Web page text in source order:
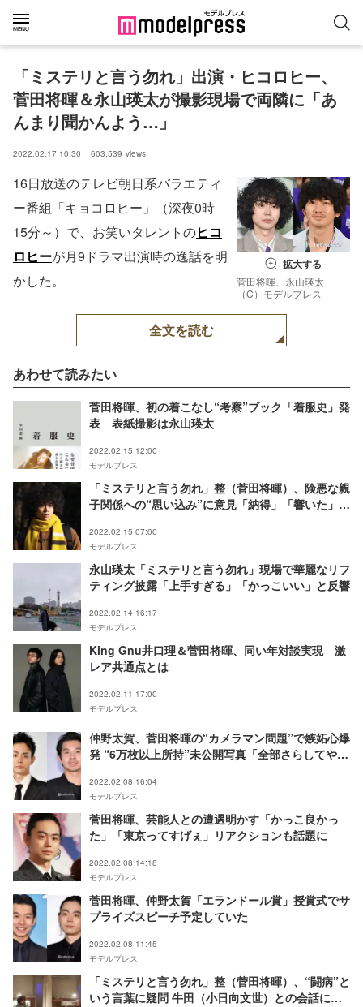
「ミステリと言う勿れ」出演・ヒコロヒー、
菅田将暉＆永山瑛太が撮影現場で両隣に「あ
んまり聞かんよう…」
2022.02.17 10:30 603,539 views
拡大する
菅田将暉、永山瑛太
（C）モデルプレス
16日放送のテレビ朝日系バラエティ
ー番組「キョコロヒー」（深夜0時
15分～）で、お笑いタレントのヒコ
ロヒーが月9ドラマ出演時の逸話を明
かした。
全文を読む
あわせて読みたい
菅田将暉、初の着こなし“考察”ブック「着服史」発
表 表紙撮影は永山瑛太
2022.02.15 12:00
モデルプレス
「ミステリと言う勿れ」整（菅田将暉）、険悪な親
子関係への“思い込み”に意見「納得」「響いた」と
2022.02.15 07:00
モデルプレス
永山瑛太「ミステリと言う勿れ」現場で華麗なリフ
ティング披露「上手すぎる」「かっこいい」と反響
2022.02.14 16:17
モデルプレス
King Gnu井口理＆菅田将暉、同い年対談実現 激
レア共通点とは
2022.02.11 17:00
モデルプレス
仲野太賀、菅田将暉の“カメラマン問題”で嫉妬心爆
発 “6万枚以上所持”未公開写真「全部さらしてや
2022.02.08 16:04
モデルプレス
菅田将暉、芸能人との遭遇明かす「かっこ良かっ
た」「東京ってすげぇ」リアクションも話題に
2022.02.08 14:18
モデルプレス
菅田将暉、仲野太賀「エランドール賞」授賞式でサ
プライズスピーチ予定していた
2022.02.08 11:45
モデルプレス
「ミステリと言う勿れ」整（菅田将暉）、“闘病”と
いう言葉に疑問 牛田（小日向文世）との会話に